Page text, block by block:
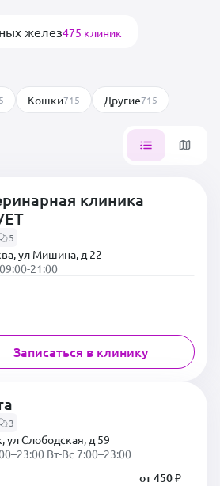
желез475 клиник
Кошки715 Другие715
клиника
5
ул Мишина, д 22
21:00
Записаться в клинику
3
ул Слободская, д 59
Вт-Вс 7:00–23:00
от 450 ₽